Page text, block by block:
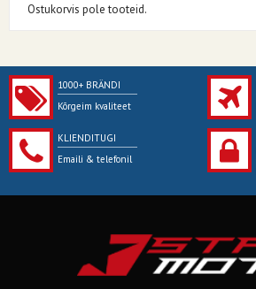
Ostukorvis pole tooteid.
1000+ BRÄNDI
Kõrgeim kvaliteet
KLIENDITUGI
Emaili & telefonil